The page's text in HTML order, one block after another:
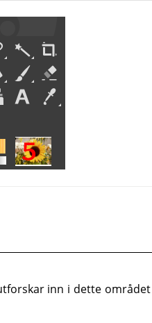
inn i dette